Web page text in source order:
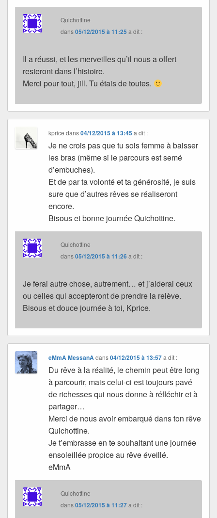
Quichottine
dans05/12/2015 à 11:25 a dit :
Il a réussi, et les merveilles qu’il nous a offert
resteront dans l’histoire.
Merci pour tout, jill. Tu étais de toutes.
kprice dans04/12/2015 à 13:45 a dit :
Je ne crois pas que tu sois femme à baisser
les bras (même si le parcours est semé
d’embuches).
Et de par ta volonté et ta générosité, je suis
sure que d’autres rêves se réaliseront
encore.
Bisous et bonne journée Quichottine.
Quichottine
dans05/12/2015 à 11:26a dit :
Je ferai autre chose, autrement… et j’aiderai ceux
ou celles qui accepteront de prendre la relève.
Bisous et douce journée à toi, Kprice.
eMmA MessanAdans04/12/2015 à 13:57 a dit :
Du rêve à la réalité, le chemin peut être long
à parcourir, mais celui-ci est toujours pavé
de richesses qui nous donne à réfléchir et à
partager…
Merci de nous avoir embarqué dans ton rêve
Quichottine.
Je t’embrasse en te souhaitant une journée
ensoleillée propice au rêve éveillé.
eMmA
Quichottine
dans05/12/2015 à 11:27a dit :